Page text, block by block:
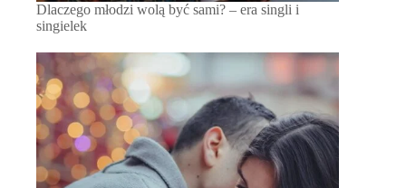
Dlaczego młodzi wolą być sami? – era singli i
singielek